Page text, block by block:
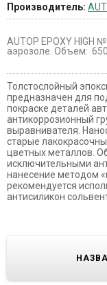
Производитель:
AUTOP EPOXY HIGH
аэрозоле. Объем:
Толстослойный
предназначен для
покраске деталей
антикоррозионный
выравнивателя.
старые
цветных металлов.
исключительными
нанесение методом
рекомендуется
антисиликон